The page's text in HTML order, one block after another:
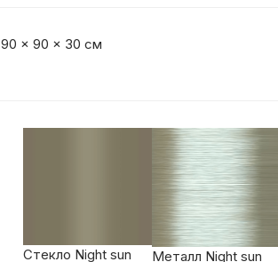
90 x 90 x 30 см
Стекло Night sun Металл Night sun